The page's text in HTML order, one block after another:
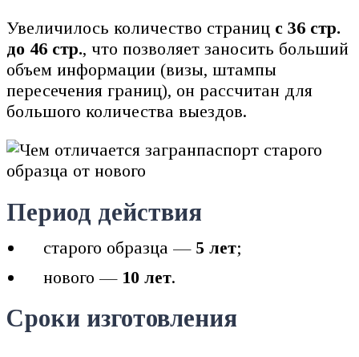
Увеличилось количество страниц с 36 стр.
до 46 стр., что позволяет заносить больший
объем информации (визы, штампы
пересечения границ), он рассчитан для
большого количества выездов.
Период действия
старого образца — 5 лет;
нового — 10 лет.
Сроки изготовления